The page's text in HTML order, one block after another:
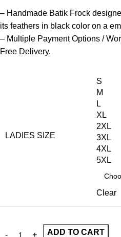
– Handmade Batik Frock
its feathers in black color on a
– Multiple Payment Options /
Free Delivery.
LADIES SIZE
S
M
L
XL
2XL
3XL
4XL
5XL
Clear
ADD TO CART